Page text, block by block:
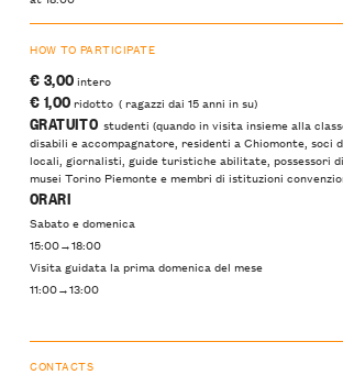
HOW TO PARTICIPATE
€ 3,00intero
€ 1,00ridotto ( ragazzi dai 15 anni in su)
GRATUITO studenti (quando in visita insieme alla
disabili e accompagnatore, residenti a Chiomonte, soci
locali, giornalisti, guide turistiche abilitate, possessori
musei Torino Piemonte e membri di istituzioni
ORARI
Sabato e domenica
15:00→18:00
Visita guidata la prima domenica del mese
11:00→13:00
CONTACTS